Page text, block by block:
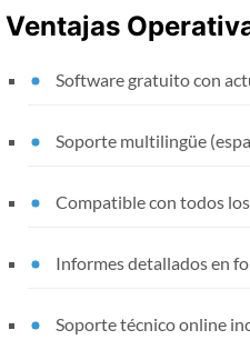
Ventajas
Software gratuito con
Soporte multilingüe
Compatible con todos
Informes detallados en
Soporte técnico online